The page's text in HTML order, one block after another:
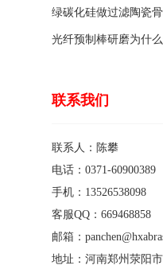
涂料的优点
绿碳化硅做过滤陶瓷
光纤预制棒研磨为什
联系我们
联系人：陈攀
电话：0371-60900389
手机：13526538098
客服QQ：669468858
邮箱：
地址：河南郑州荥阳